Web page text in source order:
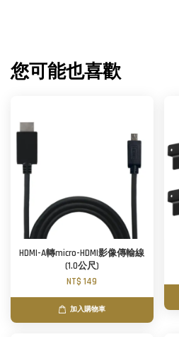
您可能也喜歡
HDMI-A轉micro-HDMI影像傳輸線
(1.0公尺)
NT$ 149
加入購物車